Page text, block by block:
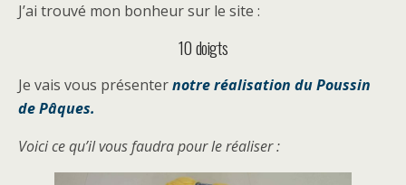
J’ai trouvé mon bonheur sur le site :
10 doigts
Je vais vous présenternotre réalisation du Poussin
de Pâques.
Voici ce qu’il vous faudra pour le réaliser :